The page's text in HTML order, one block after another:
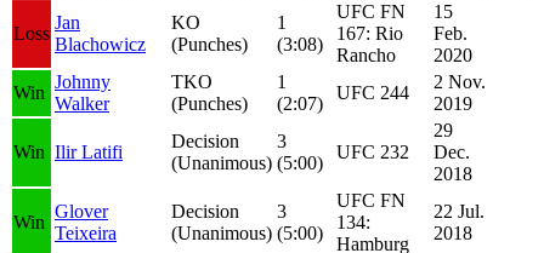
Loss
Jan
Blachowicz
KO
(Punches)
1
(3:08)
UFC FN
167: Rio
Rancho
15
Feb.
2020
Win
Johnny
Walker
TKO
(Punches)
1
(2:07)
UFC 244
2 Nov.
2019
Win Ilir Latifi
Decision
(Unanimous)
3
(5:00)
UFC 232
29
Dec.
2018
Win
Glover
Teixeira
Decision
(Unanimous)
3
(5:00)
UFC FN
134:
Hamburg
22 Jul.
2018